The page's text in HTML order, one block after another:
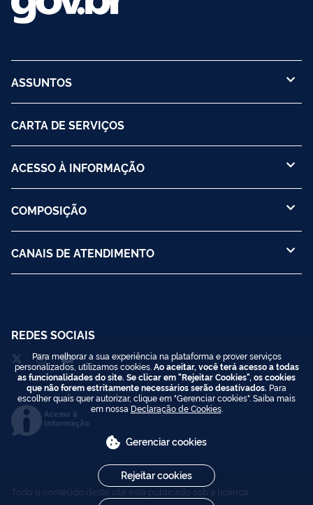
ASSUNTOS
CARTA DE SERVIÇOS
ACESSO À INFORMAÇÃO
COMPOSIÇÃO
CANAIS DE ATENDIMENTO
REDES SOCIAIS
Acesso à
Informação
Todo o conteúdo deste site está publicado sob a licença
Para melhorar a sua experiência na plataforma e prover serviços
personalizados, utilizamos cookies. Ao aceitar, você terá acesso a todas
as funcionalidades do site. Se clicar em "Rejeitar Cookies", os cookies
que não forem estritamente necessários serão desativados. Para
escolher quais quer autorizar, clique em "Gerenciar cookies". Saiba mais
em nossa Declaração de Cookies.
Gerenciar cookies
Rejeitar cookies